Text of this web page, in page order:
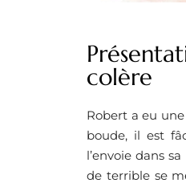
colère
Robert a eu
boude, il est
l’envoie dans
de terrible se